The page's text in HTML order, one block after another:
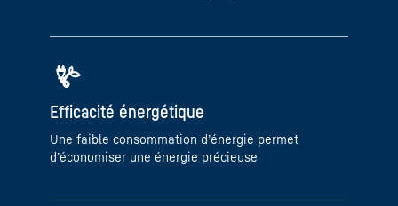
Efficacité énergétique
Une faible consommation d’énergie permet
d’économiser une énergie précieuse